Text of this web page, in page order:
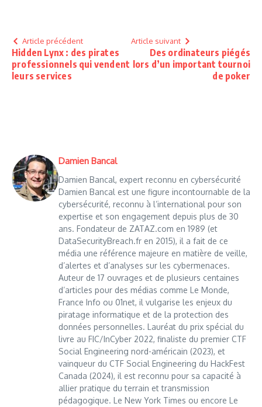
Article précédent
Hidden Lynx : des pirates
professionnels qui vendent
leurs services
Article suivant
Des ordinateurs piégés
lors d’un important tournoi
de poker
Damien Bancal
Damien Bancal, expert reconnu en cybersécurité
Damien Bancal est une figure incontournable de la
cybersécurité, reconnu à l’international pour son
expertise et son engagement depuis plus de 30
ans. Fondateur de ZATAZ.com en 1989 (et
DataSecurityBreach.fr en 2015), il a fait de ce
média une référence majeure en matière de veille,
d’alertes et d’analyses sur les cybermenaces.
Auteur de 17 ouvrages et de plusieurs centaines
d’articles pour des médias comme Le Monde,
France Info ou 01net, il vulgarise les enjeux du
piratage informatique et de la protection des
données personnelles. Lauréat du prix spécial du
livre au FIC/InCyber 2022, finaliste du premier CTF
Social Engineering nord-américain (2023), et
vainqueur du CTF Social Engineering du HackFest
Canada (2024), il est reconnu pour sa capacité à
allier pratique du terrain et transmission
pédagogique. Le New York Times ou encore Le